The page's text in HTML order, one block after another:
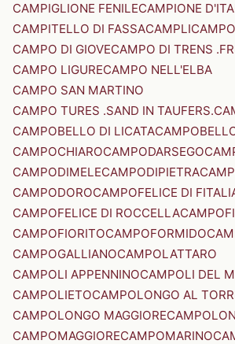
CAMPIGLIONE FENILECAMPIONE
CAMPITELLO DI FASSACAMPLI
CAMPO DI GIOVECAMPO DI TRENS
CAMPO LIGURECAMPO NELL'ELBA
CAMPO SAN MARTINO
CAMPO TURES .SAND IN TAUFERS.
CAMPOBELLO DI LICATA
CAMPOCHIAROCAMPODARSEGO
CAMPODIMELECAMPODIPIETRA
CAMPODOROCAMPOFELICE DI
CAMPOFELICE DI ROCCELLA
CAMPOFIORITOCAMPOFORMIDO
CAMPOGALLIANOCAMPOLATTARO
CAMPOLI APPENNINOCAMPOLI DEL
CAMPOLIETOCAMPOLONGO AL
CAMPOLONGO MAGGIORE
CAMPOMAGGIORECAMPOMARINO